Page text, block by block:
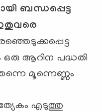
ബന്ധപ്പെട്ട
ആറിന പദ്ധതി
മൂന്നെണ്ണം
എടുത്തു